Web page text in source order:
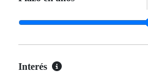
Interés